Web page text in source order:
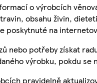
o výrobcích
obsahu živin,
poskytnuté na
nebo potřeby získat
výrobku, pokdu se
pravidelně